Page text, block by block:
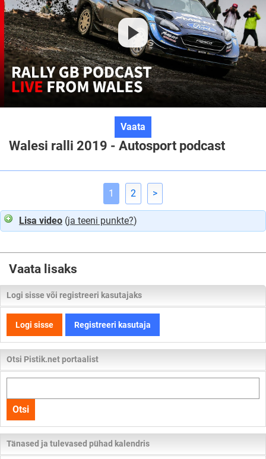
WRC
Vaata
ralli
2019
-
Autosport
podcast
Walesi ralli 2019 - Autosport podcast
1 2 >
Lisa video (ja teeni punkte?)
Vaata lisaks
Logi sisse või registreeri kasutajaks
Logi sisse Registreeri kasutaja
Otsi Pistik.net portaalist
kogu
lehelt
Otsi
Tänased ja tulevased pühad kalendris